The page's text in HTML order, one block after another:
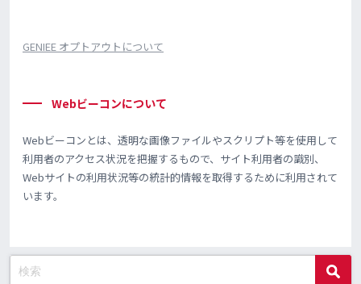
GENIEE オプトアウトについて
Webビーコンについて
Webビーコンとは、透明な画像ファイルやスクリプト等を使用して
利用者のアクセス状況を把握するもので、サイト利用者の識別、
Webサイトの利用状況等の統計的情報を取得するために利用されて
います。